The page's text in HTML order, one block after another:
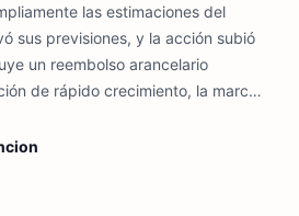
las estimaciones del
sus previsiones, y la acción subió
un reembolso arancelario
de rápido crecimiento, la marca